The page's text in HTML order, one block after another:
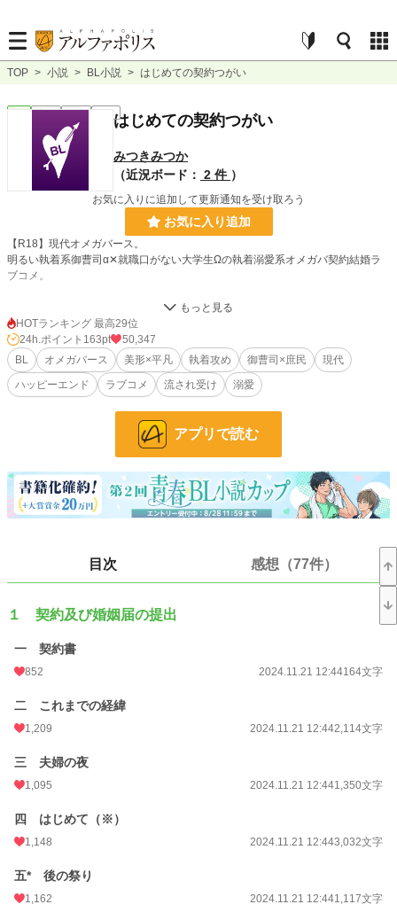
TOP > 小説 > BL小説 > はじめての契約つがい
完結 長編 はじめての契約つがい
みつきみつか
（近況ボード： 2 件 ）
お気に入りに追加して更新通知を受け取ろう
お気に入り追加
【R18】現代オメガバース。
明るい執着系御曹司α✕就職口がない大学生Ωの執着溺愛系オメガバ契約結婚ラ
ブコメ。
地元企業の採用試験に落ちた尚は、その会社の役員である文弥がトラブルに遭っ
ていたところを助け、それ以来、食事に行く仲となった。
大学四年生も終盤に差し掛かるものの、Ωであることが理由で尚の就職先はなか
なか決まらない。
そこで、文弥から、「生活の面倒をみるので契約結婚しませんか」と持ちかけら
れ、尚は快諾するが……。
小説 8,087 位 / 228,785 件
1,607
初回完結日時
週間ポイント 1,006 pt (8,931 位)
月間ポイント
年間ポイント 135,717 pt (4,577 位)
累計ポイント
HOTランキング 最高29位
24h.ポイント 163pt
50,347
BL
オメガバース 美形×平凡 執着攻め 御曹司×庶民
現代
ハッピーエンド
ラブコメ 流され受け 溺愛
アプリで読む
目次 感想（77件）
１ 契約及び婚姻届の提出
一 契約書
852 2024.11.21 12:44164文字
二 これまでの経緯
1,209 2024.11.21 12:442,114文字
三 夫婦の夜
1,095 2024.11.21 12:441,350文字
四 はじめて（※）
1,148 2024.11.21 12:443,032文字
五* 後の祭り
1,162 2024.11.21 12:441,117文字